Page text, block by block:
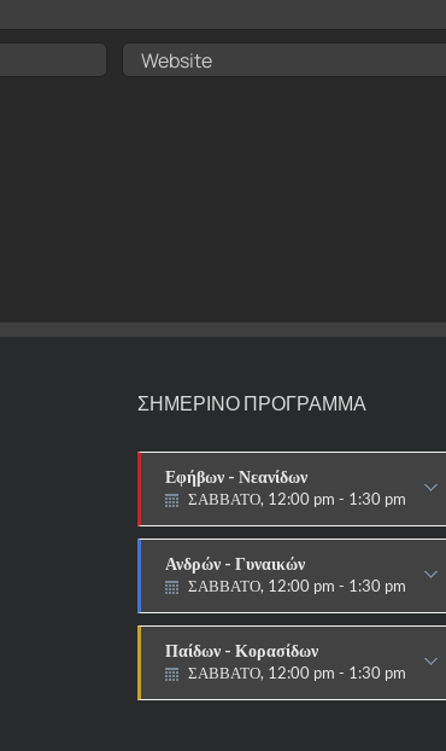
ΣΗΜΕΡΙΝΟ ΠΡΟΓΡΑΜΜΑ
Εφήβων - Νεανίδων
ΣΑΒΒΑΤΟ, 12:00 pm - 1:30 pm
Ανδρών - Γυναικών
ΣΑΒΒΑΤΟ, 12:00 pm - 1:30 pm
Παίδων - Κορασίδων
ΣΑΒΒΑΤΟ, 12:00 pm - 1:30 pm